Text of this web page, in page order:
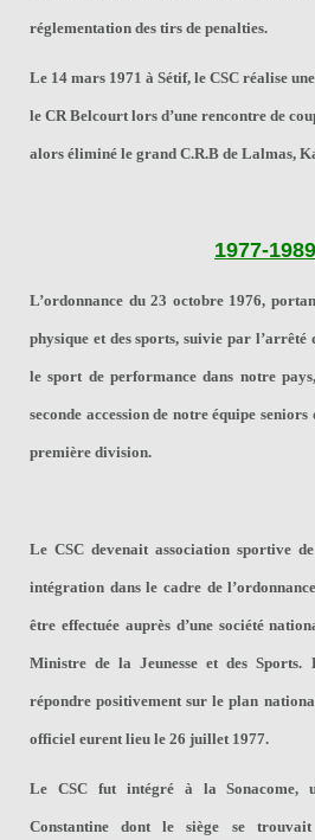
réglementation des tirs de penalties.
Le 14 mars 1971 à Sétif, le CSC réalise
le CR Belcourt lors d’une rencontre de
alors éliminé le grand C.R.B de Lalmas,
1977-1989
L’ordonnance du 23 octobre 1976,
physique et des sports, suivie par
le sport de performance dans notre
seconde accession de notre équipe
première division.
Le CSC devenait association sportive
intégration dans le cadre de
être effectuée auprès d’une société
Ministre de la Jeunesse et des
répondre positivement sur le plan
officiel eurent lieu le 26 juillet 1977.
Le CSC fut intégré à la Sonacome,
Constantine dont le siège se